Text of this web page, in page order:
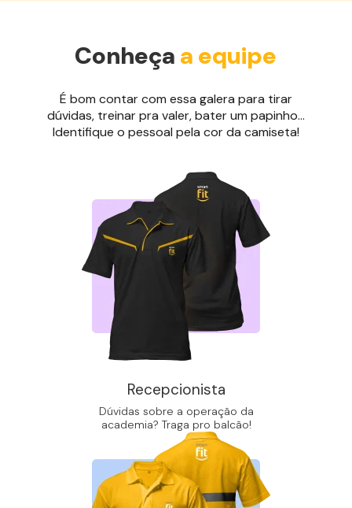
Conheça a equipe
É bom contar com essa galera para tirar
dúvidas, treinar pra valer, bater um papinho...
Identifique o pessoal pela cor da camiseta!
Recepcionista
Dúvidas sobre a operação da
academia? Traga pro balcão!